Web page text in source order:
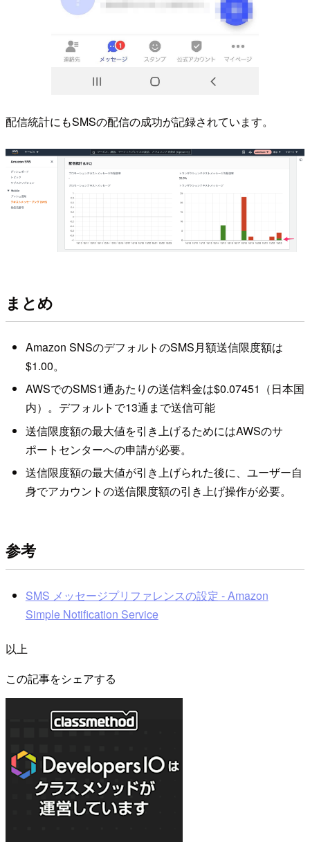
配信統計にもSMSの配信の成功が記録されています。
まとめ
Amazon SNSのデフォルトのSMS月額送信限度額は
$1.00。
AWSでのSMS1通あたりの送信料金は$0.07451（日本国
内）。デフォルトで13通まで送信可能
送信限度額の最大値を引き上げるためにはAWSのサ
ポートセンターへの申請が必要。
送信限度額の最大値が引き上げられた後に、ユーザー自
身でアカウントの送信限度額の引き上げ操作が必要。
参考
SMS メッセージプリファレンスの設定 - Amazon
Simple Notification Service
以上
この記事をシェアする